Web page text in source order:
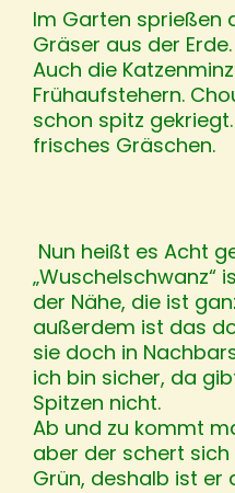
Im Garten sprießen
Gräser aus der Erde.
Auch die
Frühaufstehern.
schon spitz
frisches Gräschen.
Nun heißt es Acht
„Wuschelschwanz“
der Nähe, die ist
außerdem ist das
sie doch in
ich bin sicher, da
Spitzen nicht.
Ab und zu kommt
aber der schert
Grün, deshalb ist er